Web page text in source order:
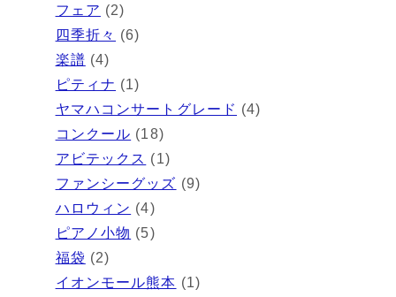
フェア (2)
四季折々 (6)
楽譜 (4)
ピティナ (1)
ヤマハコンサートグレード (4)
コンクール (18)
アビテックス (1)
ファンシーグッズ (9)
ハロウィン (4)
ピアノ小物 (5)
福袋 (2)
イオンモール熊本 (1)